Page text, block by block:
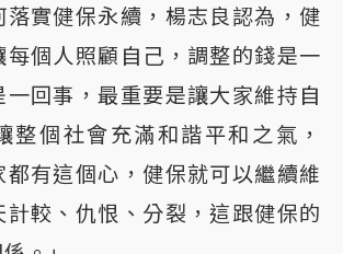
落實健保永續，楊志良認為，健
每個人照顧自己，調整的錢是一
一回事，最重要是讓大家維持自
整個社會充滿和諧平和之氣，
都有這個心，健保就可以繼續維
較、仇恨、分裂，這跟健保的